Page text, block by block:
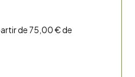
de 75,00 € de